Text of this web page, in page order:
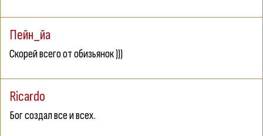
Пейн_йа
Скорей всего от обизьянок )))
Ricardo
Бог создал все и всех.